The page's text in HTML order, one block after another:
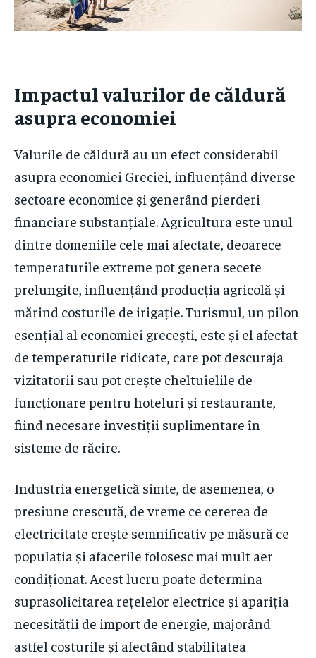
Impactul valurilor de căldură
asupra economiei
Valurile de căldură au un efect considerabil
asupra economiei Greciei, influențând diverse
sectoare economice și generând pierderi
financiare substanțiale. Agricultura este unul
dintre domeniile cele mai afectate, deoarece
temperaturile extreme pot genera secete
prelungite, influențând producția agricolă și
mărind costurile de irigație. Turismul, un pilon
esențial al economiei grecești, este și el afectat
de temperaturile ridicate, care pot descuraja
vizitatorii sau pot crește cheltuielile de
funcționare pentru hoteluri și restaurante,
fiind necesare investiții suplimentare în
sisteme de răcire.
Industria energetică simte, de asemenea, o
presiune crescută, de vreme ce cererea de
electricitate crește semnificativ pe măsură ce
populația și afacerile folosesc mai mult aer
condiționat. Acest lucru poate determina
suprasolicitarea rețelelor electrice și apariția
necesității de import de energie, majorând
astfel costurile și afectând stabilitatea